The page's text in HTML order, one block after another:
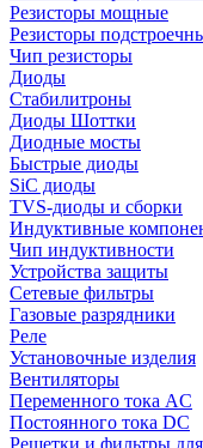
Резисторы мощные
Резисторы
Чип резисторы
Диоды
Стабилитроны
Диоды Шоттки
Диодные мосты
Быстрые диоды
SiC диоды
TVS-диоды и сборки
Индуктивные
Чип индуктивности
Устройства защиты
Сетевые фильтры
Газовые разрядники
Реле
Установочные изделия
Вентиляторы
Переменного тока AC
Постоянного тока DC
Решетки и фильтры